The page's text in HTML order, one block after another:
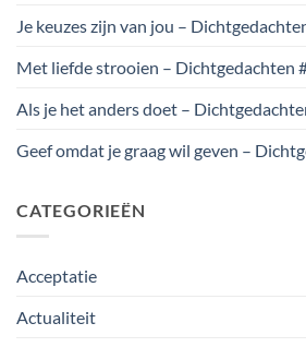
Je keuzes zijn van jou –
Met liefde strooien – Dichtgedachten
Als je het anders doet –
Geef omdat je graag wil geven –
CATEGORIEËN
Acceptatie
Actualiteit